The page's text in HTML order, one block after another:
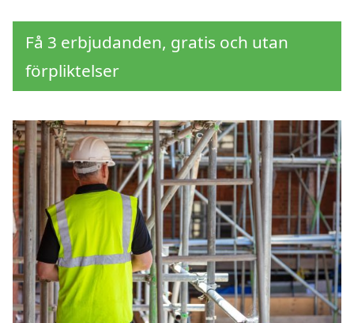
Få 3 erbjudanden, gratis och utan
förpliktelser